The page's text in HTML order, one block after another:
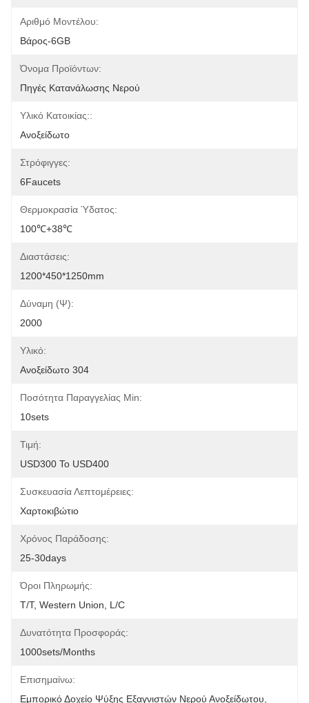
Αριθμό Μοντέλου:
Βάρος-6GB
Όνομα Προϊόντων:
Πηγές Κατανάλωσης Νερού
Υλικό Κατοικίας::
Ανοξείδωτο
Στρόφιγγες:
6Faucets
Θερμοκρασία Ύδατος:
100℃+38℃
Διαστάσεις:
1200*450*1250mm
Δύναμη (ψ):
2000
Υλικό:
Ανοξείδωτο 304
Ποσότητα Παραγγελίας Min:
10sets
Τιμή:
USD300 To USD400
Συσκευασία Λεπτομέρειες:
Χαρτοκιβώτιο
Χρόνος Παράδοσης:
25-30days
Όροι Πληρωμής:
T/T, Western Union, L/C
Δυνατότητα Προσφοράς:
1000sets/months
Επισημαίνω:
Εμπορικό Δοχείο Ψύξης Εξαγνιστών Νερού Ανοξείδωτου